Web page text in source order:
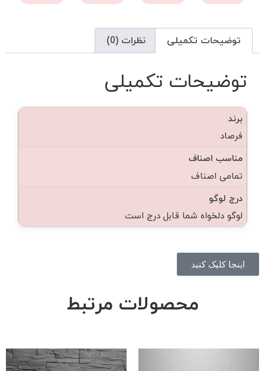
توضیحات تکمیلی نظرات (0)
توضیحات تکمیلی
برند
فرصاد
مناسب اصناف
تمامی اصناف
درج لوگو
لوگو دلخواه شما قابل درج است
اینجا کلیک کنید
محصولات مرتبط